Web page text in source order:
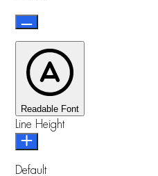
Readable Font
Line Height
Default